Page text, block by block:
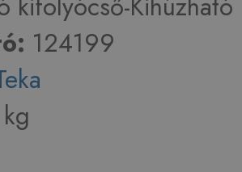
124199